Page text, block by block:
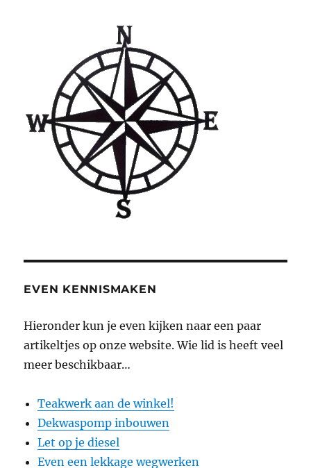
EVEN KENNISMAKEN
Hieronder kun je even kijken naar een paar
artikeltjes op onze website. Wie lid is heeft veel
meer beschikbaar…
Teakwerk aan de winkel!
Dekwaspomp inbouwen
Let op je diesel
Even een lekkage wegwerken